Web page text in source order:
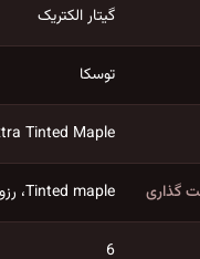
گیتار الکتریک
توسکا
Tinted Maple
گذاری Tinted maple، رزوود هندی
6